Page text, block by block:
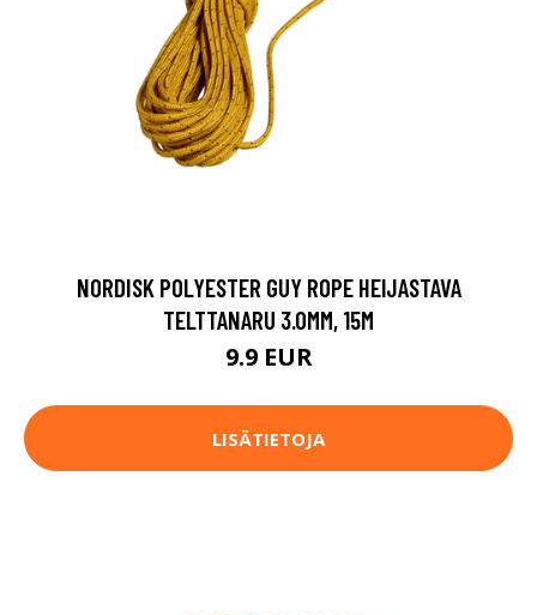
NORDISK POLYESTER GUY ROPE HEIJASTAVA
TELTTANARU 3.0MM, 15M
9.9 EUR
LISÄTIETOJA